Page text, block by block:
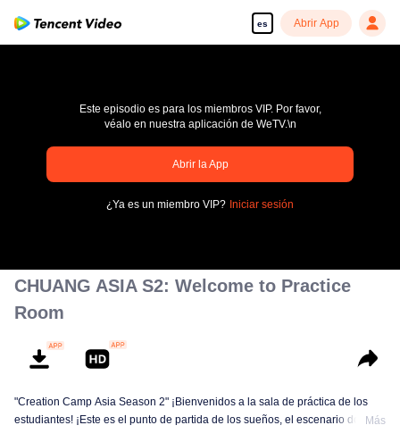
es Abrir App
pay limit
Código de error: 70013083.-1-095337740fbc723fffc4d9e60c20b10f
Este episodio es para los miembros VIP. Por favor,
véalo en nuestra aplicación de WeTV.\n
Abrir la App
¿Ya es un miembro VIP? Iniciar sesión
CHUANG ASIA S2: Welcome to Practice
Room
"Creation Camp Asia Season 2" ¡Bienvenidos a la sala de práctica de los
estudiantes! ¡Este es el punto de partida de los sueños, el escenario donde
Más